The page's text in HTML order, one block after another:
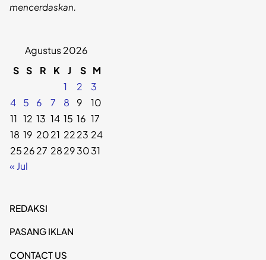
mencerdaskan.
Agustus 2026
S S R K J S M
1
2
3
4
5 6 7 8 9
10
11 12 13 14 15 16 17
18 19 2021 2223 24
252627 28293031
« Jul
REDAKSI
PASANG IKLAN
CONTACT US